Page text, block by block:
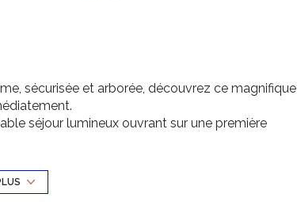
sécurisée et arborée, découvrez ce magnifique
séjour lumineux ouvrant sur une première
comprenant deux terrasses et un abri de jardin,